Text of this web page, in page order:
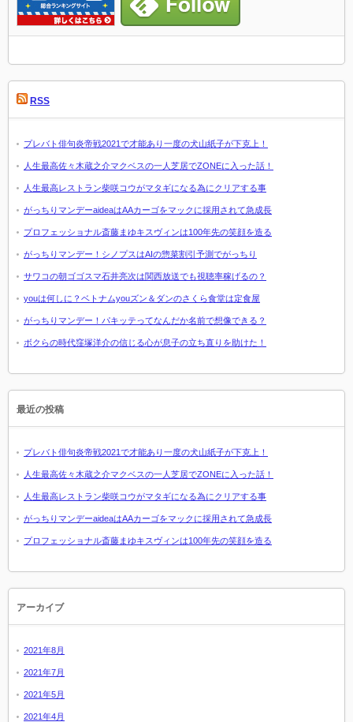
RSS
プレバト俳句炎帝戦2021で才能あり一度の犬山紙子が下克上！
人生最高佐々木蔵之介マクベスの一人芝居でZONEに入った話！
人生最高レストラン柴咲コウがマタギになる為にクリアする事
がっちりマンデーaideaはAAカーゴをマックに採用されて急成長
プロフェッショナル斎藤まゆキスヴィンは100年先の笑顔を造る
がっちりマンデー！シノプスはAIの惣菜割引予測でがっちり
サワコの朝ゴゴスマ石井亮次は関西放送でも視聴率稼げるの？
youは何しに？ベトナムyouズン＆ダンのさくら食堂は定食屋
がっちりマンデー！パキッテってなんだか名前で想像できる？
ボクらの時代窪塚洋介の信じる心が息子の立ち直りを助けた！
最近の投稿
プレバト俳句炎帝戦2021で才能あり一度の犬山紙子が下克上！
人生最高佐々木蔵之介マクベスの一人芝居でZONEに入った話！
人生最高レストラン柴咲コウがマタギになる為にクリアする事
がっちりマンデーaideaはAAカーゴをマックに採用されて急成長
プロフェッショナル斎藤まゆキスヴィンは100年先の笑顔を造る
アーカイブ
2021年8月
2021年7月
2021年5月
2021年4月